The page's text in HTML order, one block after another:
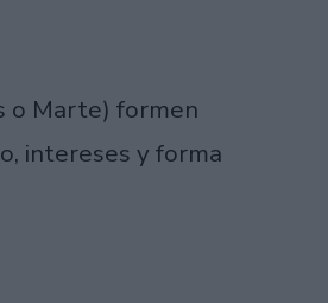
o Marte) formen
intereses y forma